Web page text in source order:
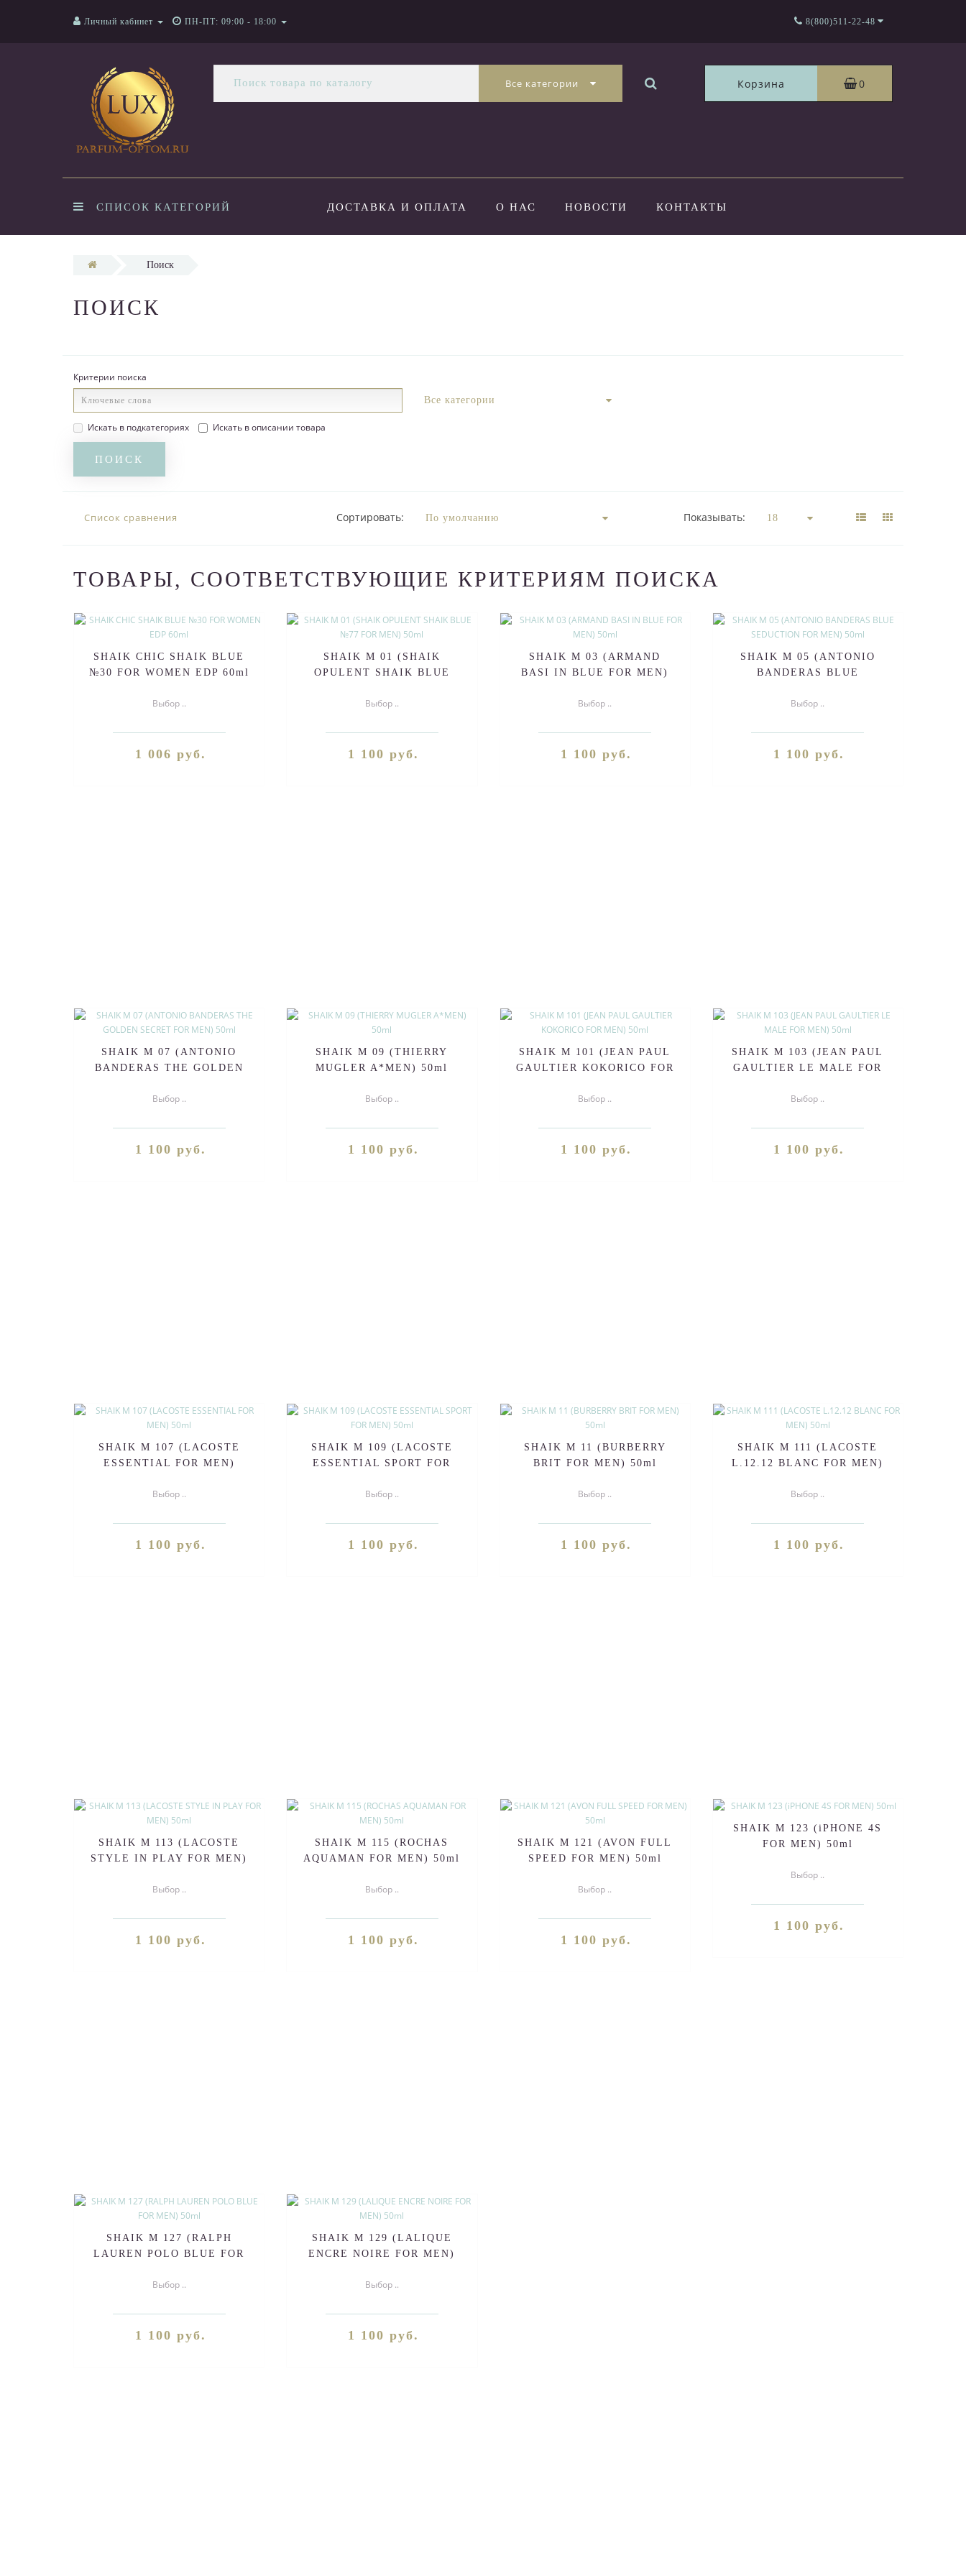
Личный кабинет ПН-ПТ: 09:00 - 18:00 8(800)511-22-48
Все категории Корзина 0
СПИСОК КАТЕГОРИЙ ДОСТАВКА И ОПЛАТА О НАС НОВОСТИ КОНТАКТЫ
Поиск
ПОИСК
Критерии поиска
Искать в подкатегориях Искать в описании товара
Список сравнения Сортировать: Показывать:
ТОВАРЫ, СООТВЕТСТВУЮЩИЕ КРИТЕРИЯМ ПОИСКА
SHAIK CHIC SHAIK BLUE
№30 FOR WOMEN EDP 60ml
Выбор ..
1 006 руб.
SHAIK M 01 (SHAIK
OPULENT SHAIK BLUE
Выбор ..
1 100 руб.
SHAIK M 03 (ARMAND
BASI IN BLUE FOR MEN)
Выбор ..
1 100 руб.
SHAIK M 05 (ANTONIO
BANDERAS BLUE
50ml
Выбор ..
1 100 руб.
SHAIK M 07 (ANTONIO
BANDERAS THE GOLDEN
Выбор ..
1 100 руб.
SHAIK M 09 (THIERRY
MUGLER A*MEN) 50ml
Выбор ..
1 100 руб.
SHAIK M 101 (JEAN PAUL
GAULTIER KOKORICO FOR
Выбор ..
1 100 руб.
SHAIK M 103 (JEAN PAUL
GAULTIER LE MALE FOR
Выбор ..
1 100 руб.
SHAIK M 107 (LACOSTE
ESSENTIAL FOR MEN)
Выбор ..
1 100 руб.
SHAIK M 109 (LACOSTE
ESSENTIAL SPORT FOR
Выбор ..
1 100 руб.
SHAIK M 11 (BURBERRY
BRIT FOR MEN) 50ml
Выбор ..
1 100 руб.
SHAIK M 111 (LACOSTE
L.12.12 BLANC FOR MEN)
Выбор ..
1 100 руб.
SHAIK M 113 (LACOSTE
STYLE IN PLAY FOR MEN)
Выбор ..
1 100 руб.
SHAIK M 115 (ROCHAS
AQUAMAN FOR MEN) 50ml
Выбор ..
1 100 руб.
SHAIK M 121 (AVON FULL
SPEED FOR MEN) 50ml
Выбор ..
1 100 руб.
SHAIK M 123 (iPHONE 4S
FOR MEN) 50ml
Выбор ..
1 100 руб.
SHAIK M 127 (RALPH
LAUREN POLO BLUE FOR
Выбор ..
1 100 руб.
SHAIK M 129 (LALIQUE
ENCRE NOIRE FOR MEN)
Выбор ..
1 100 руб.